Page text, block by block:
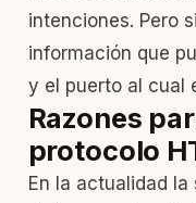
intenciones. Pero
información que
y el puerto al cual
Razones
protocolo
En la actualidad